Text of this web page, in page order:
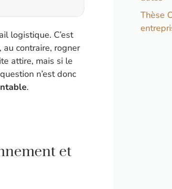
logistique. C’est
contraire, rogner
attire, mais si le
n’est donc
.
et
Thèse